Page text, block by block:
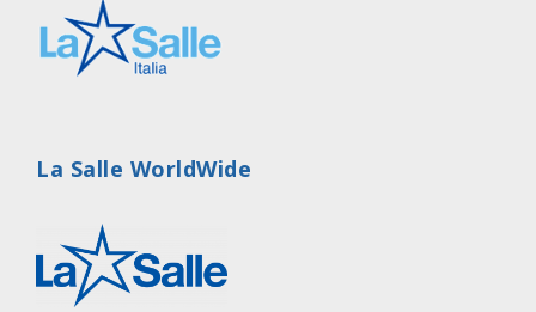
La Salle WorldWide